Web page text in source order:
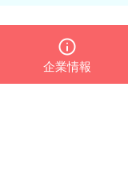
企業情報